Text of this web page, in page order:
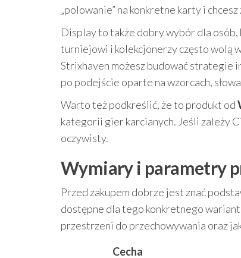
„polowanie” na konkretne karty i
Display to także dobry wybór dla
turniejowi i kolekcjonerzy często wolą
Strixhaven możesz budować strategie
po podejście oparte na wzorcach,
Warto też podkreślić, że to produkt od
kategorii gier karcianych. Jeśli zależy
oczywisty.
Wymiary i parametry
Przed zakupem dobrze jest znać
dostępne dla tego konkretnego
przestrzeni do przechowywania oraz
Cecha